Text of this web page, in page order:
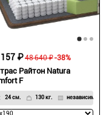
Райтон Natura
F
24 см. 130 кг. независимый
48 640 ₽
₽ -38%